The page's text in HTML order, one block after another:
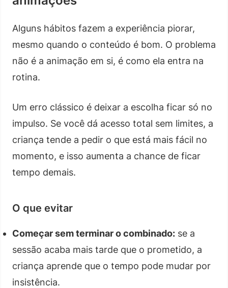
Alguns hábitos fazem a experiência piorar,
mesmo quando o conteúdo é bom. O problema
não é a animação em si, é como ela entra na
rotina.
Um erro clássico é deixar a escolha ficar só no
impulso. Se você dá acesso total sem limites, a
criança tende a pedir o que está mais fácil no
momento, e isso aumenta a chance de ficar
tempo demais.
O que evitar
Começar sem terminar o combinado: se a
sessão acaba mais tarde que o prometido, a
criança aprende que o tempo pode mudar por
insistência.